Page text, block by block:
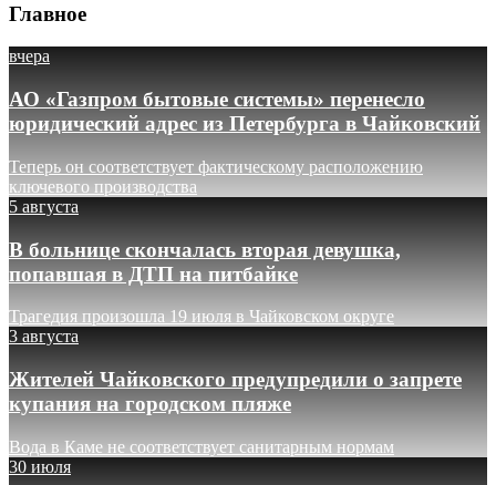
Главное
вчера
АО «Газпром бытовые системы» перенесло
юридический адрес из Петербурга в Чайковский
Теперь он соответствует фактическому расположению
ключевого производства
5 августа
В больнице скончалась вторая девушка,
попавшая в ДТП на питбайке
Трагедия произошла 19 июля в Чайковском округе
3 августа
Жителей Чайковского предупредили о запрете
купания на городском пляже
Вода в Каме не соответствует санитарным нормам
30 июля